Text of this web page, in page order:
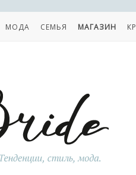
МОДА СЕМЬЯ МАГАЗИН